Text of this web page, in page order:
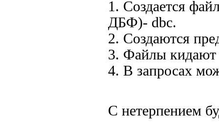
1. Создается
ДБФ)- dbc.
2. Создаются
3. Файлы кидают
4. В запросах
С нетерпением